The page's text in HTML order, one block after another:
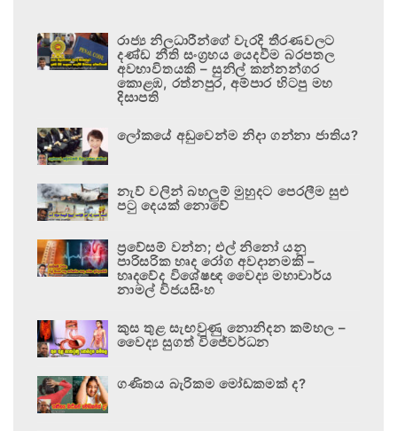
රාජ්‍ය නිලධාරීන්ගේ වැරදි තීරණවලට
දණ්ඩ නීති සංග්‍රහය යෙදවීම බරපතල
අවභාවිතයකි – සුනිල් කන්නන්ගර
කොළඹ, රත්නපුර, අම්පාර හිටපු මහ
දිසාපති
ලෝකයේ අඩුවෙන්ම නිදා ගන්නා ජාතිය?
නැව් වලින් බහලුම් මුහුදට පෙරලීම සුළු
පටු දෙයක් නොවේ
ප්‍රවේසම් වන්න; එල් නිනෝ යනු
පාරිසරික හෘද රෝග අවදානමකි –
හෘදවේද විශේෂඥ වෛද්‍ය මහාචාර්ය
නාමල් විජයසිංහ
කුස තුළ සැඟවුණු නොනිදන කම්හල –
වෛද්‍ය සුගත් විජේවර්ධන
ගණිතය බැරිකම මෝඩකමක් ද?